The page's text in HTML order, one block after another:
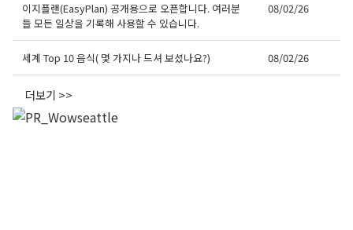
이지플랜(EasyPlan) 공개용으로 오픈합니다. 여러분
들 모든 일상을 기록해 사용할 수 있습니다.
08/02/26
세계 Top 10 음식( 몇 가지나 드셔 보셨나요?) 08/02/26
더보기 >>